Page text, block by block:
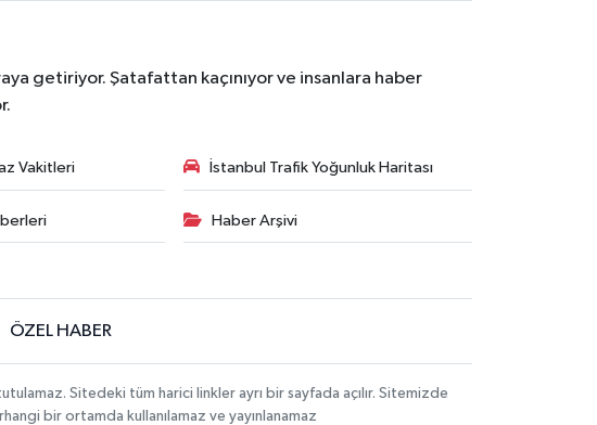
getiriyor. Şatafattan kaçınıyor ve insanlara haber
Vakitleri İstanbul Trafik Yoğunluk Haritası
Haber Arşivi
ÖZEL HABER
Sitedeki tüm harici linkler ayrı bir sayfada açılır. Sitemizde
bir ortamda kullanılamaz ve yayınlanamaz